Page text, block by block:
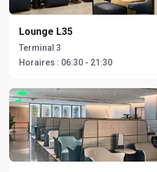
Lounge L35
Terminal 3
Horaires : 06:30 - 21:30